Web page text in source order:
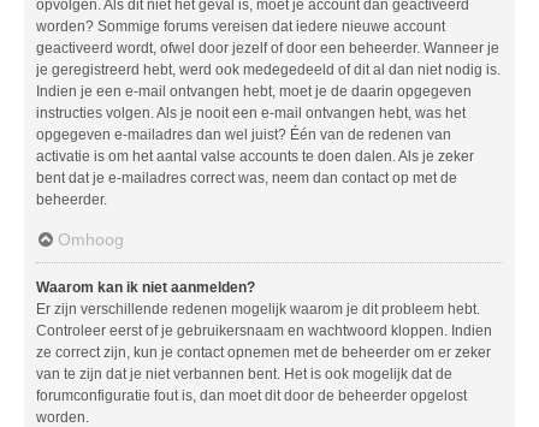
opvolgen. Als dit niet het geval is, moet je account dan geactiveerd
worden? Sommige forums vereisen dat iedere nieuwe account
geactiveerd wordt, ofwel door jezelf of door een beheerder. Wanneer je
je geregistreerd hebt, werd ook medegedeeld of dit al dan niet nodig is.
Indien je een e-mail ontvangen hebt, moet je de daarin opgegeven
instructies volgen. Als je nooit een e-mail ontvangen hebt, was het
opgegeven e-mailadres dan wel juist? Één van de redenen van
activatie is om het aantal valse accounts te doen dalen. Als je zeker
bent dat je e-mailadres correct was, neem dan contact op met de
beheerder.
Omhoog
Waarom kan ik niet aanmelden?
Er zijn verschillende redenen mogelijk waarom je dit probleem hebt.
Controleer eerst of je gebruikersnaam en wachtwoord kloppen. Indien
ze correct zijn, kun je contact opnemen met de beheerder om er zeker
van te zijn dat je niet verbannen bent. Het is ook mogelijk dat de
forumconfiguratie fout is, dan moet dit door de beheerder opgelost
worden.